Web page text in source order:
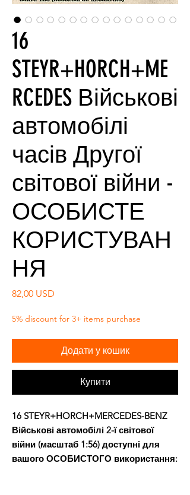
16
STEYR+HORCH+ME
RCEDES Військові
автомобілі
часів Другої
світової війни -
ОСОБИСТЕ
КОРИСТУВАН
НЯ
82,00 USD
5% discount for 3+ items purchase
Додати у кошик
Купити
16 STEYR+HORCH+MERCEDES-BENZ
Військові автомобілі 2-ї світової
війни (масштаб 1:56) доступні для
вашого ОСОБИСТОГО використання: